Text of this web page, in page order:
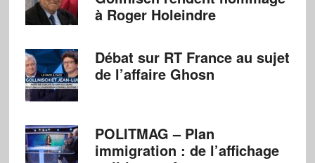
à Roger Holeindre
Débat sur RT France au sujet
de l’affaire Ghosn
POLITMAG – Plan
immigration : de l’affichage